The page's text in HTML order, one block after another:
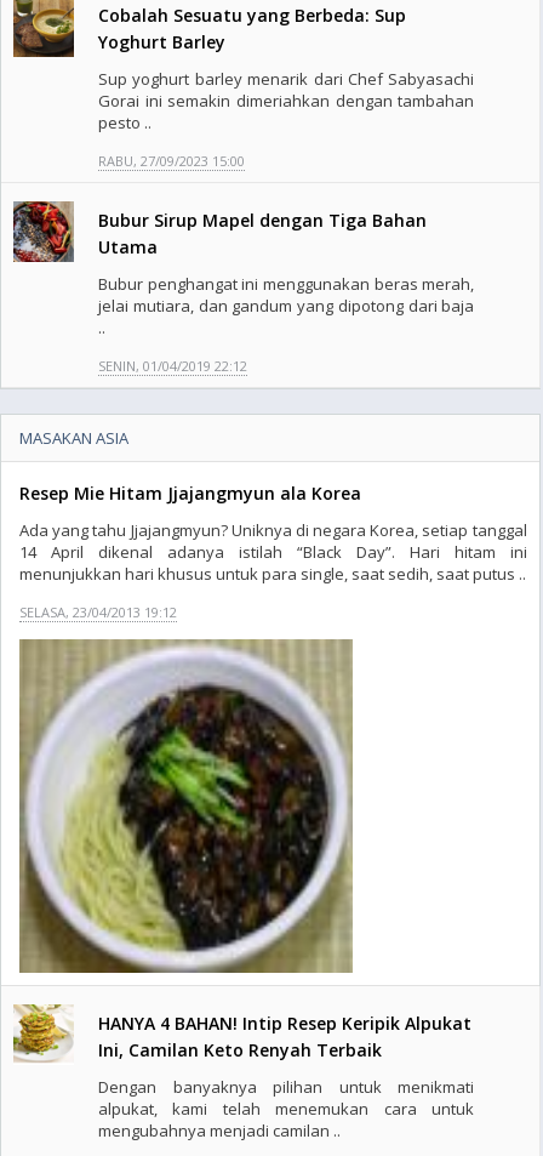
Cobalah Sesuatu yang Berbeda: Sup
Yoghurt Barley
Sup yoghurt barley menarik dari Chef Sabyasachi
Gorai ini semakin dimeriahkan dengan tambahan
pesto ..
RABU, 27/09/2023 15:00
Bubur Sirup Mapel dengan Tiga Bahan
Utama
Bubur penghangat ini menggunakan beras merah,
jelai mutiara, dan gandum yang dipotong dari baja
..
SENIN, 01/04/2019 22:12
MASAKAN ASIA
Resep Mie Hitam Jjajangmyun ala Korea
Ada yang tahu Jjajangmyun? Uniknya di negara Korea, setiap tanggal
14 April dikenal adanya istilah “Black Day”. Hari hitam ini
menunjukkan hari khusus untuk para single, saat sedih, saat putus ..
SELASA, 23/04/2013 19:12
HANYA 4 BAHAN! Intip Resep Keripik Alpukat
Ini, Camilan Keto Renyah Terbaik
Dengan banyaknya pilihan untuk menikmati
alpukat, kami telah menemukan cara untuk
mengubahnya menjadi camilan ..